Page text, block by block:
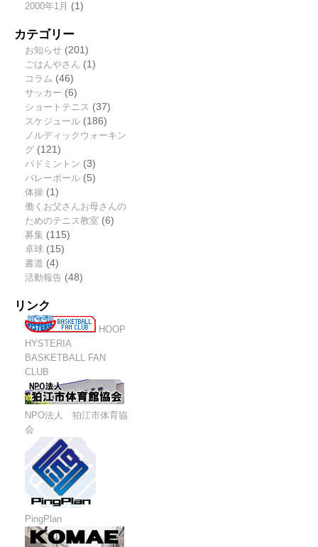
2000年1月 (1)
カテゴリー
お知らせ(201)
ごはんやさん (1)
コラム (46)
サッカー (6)
ショートテニス (37)
スケジュール(186)
ノルディックウォーキン
グ(121)
バドミントン (3)
バレーボール(5)
体操(1)
働くお父さんお母さんの
ためのテニス教室 (6)
募集 (115)
卓球 (15)
書道 (4)
活動報告(48)
リンク
HOOP
HYSTERIA
BASKETBALL FAN
CLUB
NPO法人 狛江市体育協
会
PingPlan